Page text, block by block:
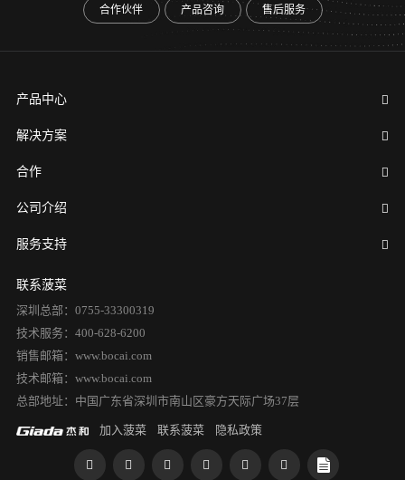
合作伙伴 产品咨询 售后服务
产品中心
解决方案
合作
公司介绍
服务支持
联系菠菜
深圳总部：0755-33300319
技术服务：400-628-6200
销售邮箱：www.bocai.com
技术邮箱：www.bocai.com
总部地址：中国广东省深圳市南山区豪方天际广场37层
加入菠菜 联系菠菜 隐私政策